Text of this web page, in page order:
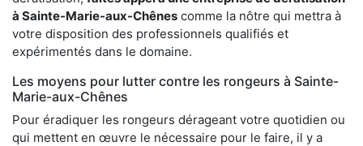
à Sainte-Marie-aux-Chênes comme la nôtre qui mettra à
votre disposition des professionnels qualifiés et
expérimentés dans le domaine.
Les moyens pour lutter contre les rongeurs à Sainte-
Marie-aux-Chênes
Pour éradiquer les rongeurs dérageant votre quotidien ou
qui mettent en œuvre le nécessaire pour le faire, il y a